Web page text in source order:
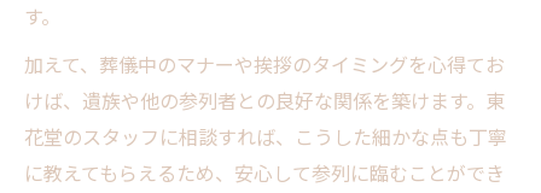
す。
加えて、葬儀中のマナーや挨拶のタイミングを心得てお
けば、遺族や他の参列者との良好な関係を築けます。東
花堂のスタッフに相談すれば、こうした細かな点も丁寧
に教えてもらえるため、安心して参列に臨むことができ